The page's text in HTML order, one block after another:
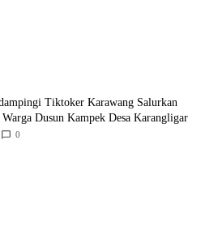
Tiktoker Karawang Salurkan
Dusun Kampek Desa Karangligar
0